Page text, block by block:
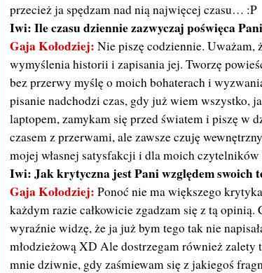
przecież ja spędzam nad nią najwięcej czasu… :P
Iwi: Ile czasu dziennie zazwyczaj poświęca
Gaja Kołodziej: Nie piszę codziennie. Uważam,
wymyślenia historii i zapisania jej. Tworzę
bez przerwy myślę o moich bohaterach i
pisanie nadchodzi czas, gdy już wiem wszystko,
laptopem, zamykam się przed światem i piszę w
czasem z przerwami, ale zawsze czuję
mojej własnej satysfakcji i dla moich czytelników
Iwi: Jak krytyczna jest Pani względem swoich
Gaja Kołodziej: Ponoć nie ma większego
każdym razie całkowicie zgadzam się z tą
wyraźnie widzę, że ja już bym tego tak nie
młodzieżową XD Ale dostrzegam również
mnie dziwnie, gdy zaśmiewam się z jakiegoś